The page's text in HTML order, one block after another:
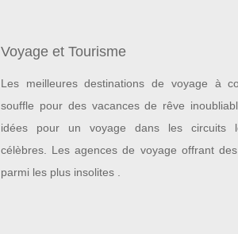
Voyage et Tourisme
Les meilleures destinations de voyage à
souffle pour des vacances de rêve
idées pour un voyage dans les circuits
célèbres. Les agences de voyage offrant
parmi les plus insolites .